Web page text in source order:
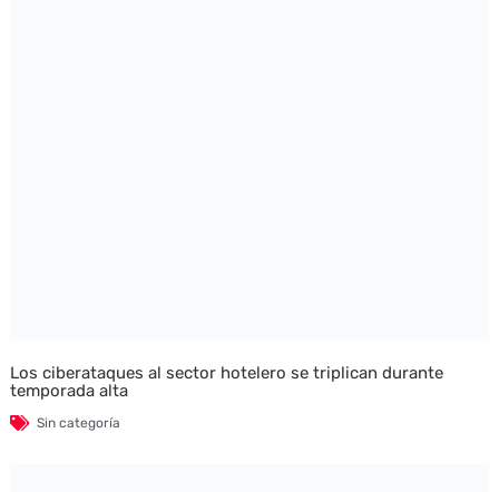
Los ciberataques al sector hotelero se triplican durante
temporada alta
Sin categoría